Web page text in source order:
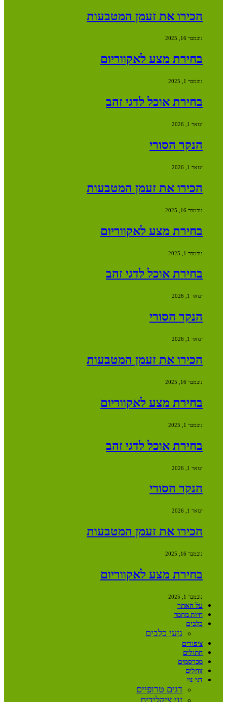
הכירו את זעמן המטבעות
נובמבר 16, 2025
בחירת מצע לאקווריום
נובמבר 1, 2025
בחירת אוכל לדגי זהב
ינואר 1, 2026
הנקר הסורי
ינואר 1, 2026
הכירו את זעמן המטבעות
נובמבר 16, 2025
בחירת מצע לאקווריום
נובמבר 1, 2025
בחירת אוכל לדגי זהב
ינואר 1, 2026
הנקר הסורי
ינואר 1, 2026
הכירו את זעמן המטבעות
נובמבר 16, 2025
בחירת מצע לאקווריום
נובמבר 1, 2025
בחירת אוכל לדגי זהב
ינואר 1, 2026
הנקר הסורי
ינואר 1, 2026
הכירו את זעמן המטבעות
נובמבר 16, 2025
בחירת מצע לאקווריום
נובמבר 1, 2025
על האתר
חיות מחמד
כלבים
גזעי כלבים
ציפורים
חתולים
מכרסמים
זוחלים
דגי נוי
דגים טרופיים
זני ציקלידים